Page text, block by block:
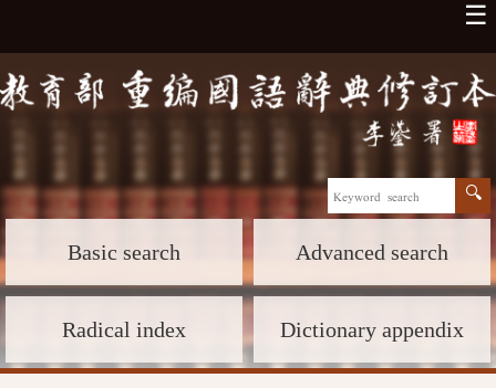
☰
Basic search Advanced search
Radical index Dictionary appendix